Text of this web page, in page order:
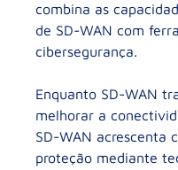
combina as
de SD-WAN com
cibersegurança.
Enquanto SD-WAN
melhorar a
SD-WAN acrescenta
proteção mediante